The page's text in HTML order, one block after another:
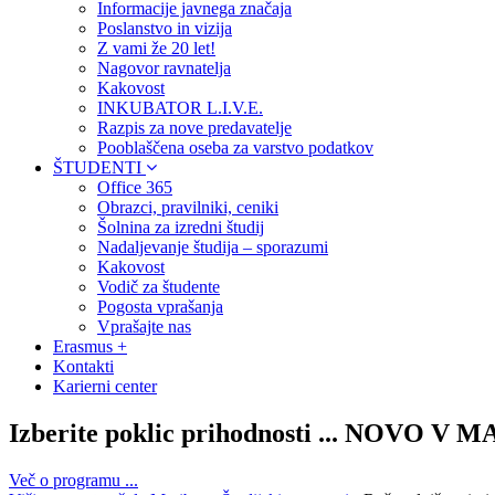
Informacije javnega značaja
Poslanstvo in vizija
Z vami že 20 let!
Nagovor ravnatelja
Kakovost
INKUBATOR L.I.V.E.
Razpis za nove predavatelje
Pooblaščena oseba za varstvo podatkov
ŠTUDENTI
Office 365
Obrazci, pravilniki, ceniki
Šolnina za izredni študij
Nadaljevanje študija – sporazumi
Kakovost
Vodič za študente
Pogosta vprašanja
Vprašajte nas
Erasmus +
Kontakti
Karierni center
Izberite poklic prihodnosti ... NOVO V
Več o programu ...